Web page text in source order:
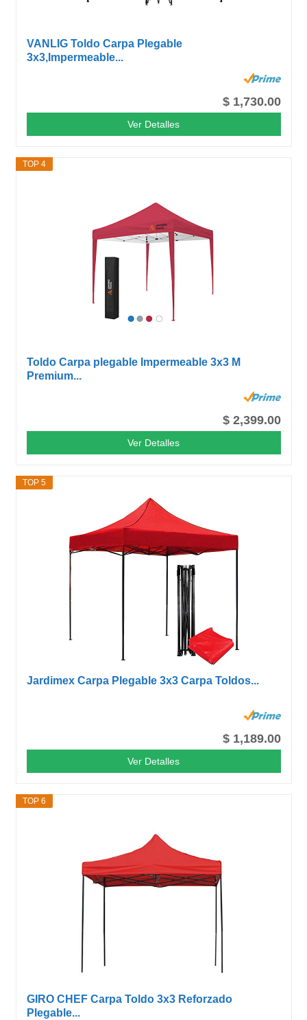
VANLIG Toldo Carpa Plegable
3x3,Impermeable...
$ 1,730.00
Ver Detalles
TOP 4
Toldo Carpa plegable Impermeable 3x3 M
Premium...
$ 2,399.00
Ver Detalles
TOP 5
Jardimex Carpa Plegable 3x3 Carpa Toldos...
$ 1,189.00
Ver Detalles
TOP 6
GIRO CHEF Carpa Toldo 3x3 Reforzado
Plegable...